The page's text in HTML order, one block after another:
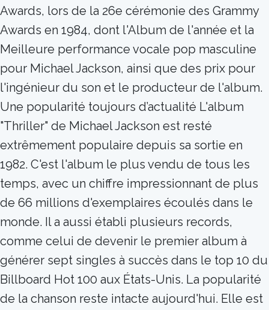
Awards, lors de la 26e cérémonie des Grammy
Awards en 1984, dont l'Album de l'année et la
Meilleure performance vocale pop masculine
pour Michael Jackson, ainsi que des prix pour
l'ingénieur du son et le producteur de l'album.
Une popularité toujours d’actualité L'album
"Thriller" de Michael Jackson est resté
extrêmement populaire depuis sa sortie en
1982. C'est l'album le plus vendu de tous les
temps, avec un chiffre impressionnant de plus
de 66 millions d'exemplaires écoulés dans le
monde. Il a aussi établi plusieurs records,
comme celui de devenir le premier album à
générer sept singles à succès dans le top 10 du
Billboard Hot 100 aux États-Unis. La popularité
de la chanson reste intacte aujourd'hui. Elle est